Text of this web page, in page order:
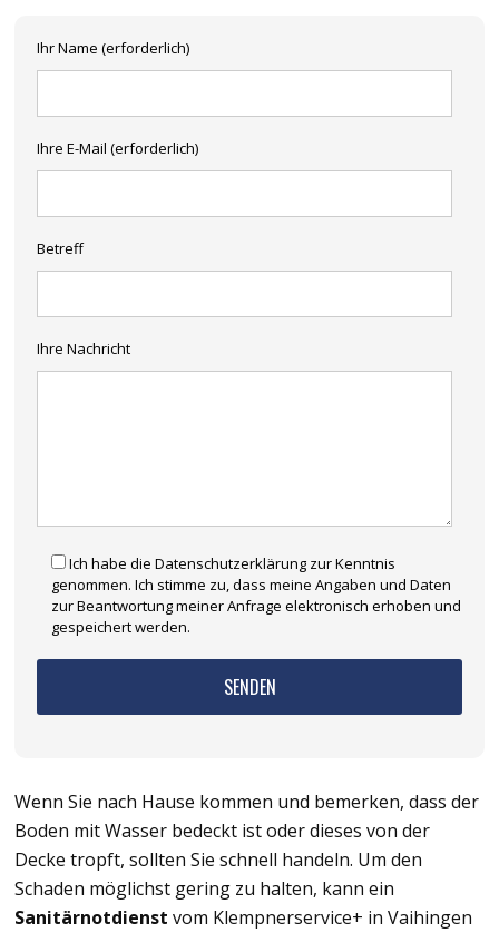
Ihr Name (erforderlich)
Ihre E-Mail (erforderlich)
Betreff
Ihre Nachricht
Ich habe die Datenschutzerklärung zur Kenntnis
genommen. Ich stimme zu, dass meine Angaben und Daten
zur Beantwortung meiner Anfrage elektronisch erhoben und
gespeichert werden.
Wenn Sie nach Hause kommen und bemerken, dass der
Boden mit Wasser bedeckt ist oder dieses von der
Decke tropft, sollten Sie schnell handeln. Um den
Schaden möglichst gering zu halten, kann ein
Sanitärnotdienst vom Klempnerservice+ in Vaihingen